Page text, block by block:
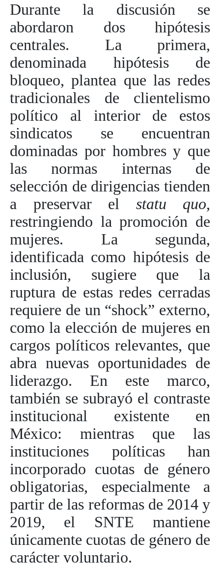
Durante la discusión se
abordaron dos hipótesis
centrales. La primera,
denominada hipótesis de
bloqueo, plantea que las redes
tradicionales de clientelismo
político al interior de estos
sindicatos se encuentran
dominadas por hombres y que
las normas internas de
selección de dirigencias tienden
a preservar el statu quo,
restringiendo la promoción de
mujeres. La segunda,
identificada como hipótesis de
inclusión, sugiere que la
ruptura de estas redes cerradas
requiere de un “shock” externo,
como la elección de mujeres en
cargos políticos relevantes, que
abra nuevas oportunidades de
liderazgo. En este marco,
también se subrayó el contraste
institucional existente en
México: mientras que las
instituciones políticas han
incorporado cuotas de género
obligatorias, especialmente a
partir de las reformas de 2014 y
2019, el SNTE mantiene
únicamente cuotas de género de
carácter voluntario.